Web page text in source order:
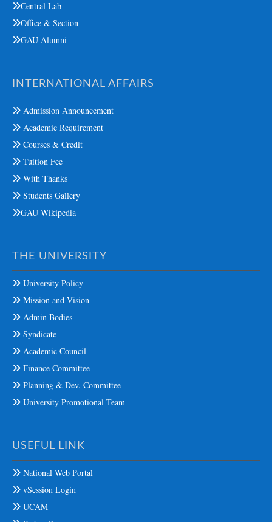
Central Lab
Office & Section
GAU Alumni
INTERNATIONAL AFFAIRS
Admission Announcement
Academic Requirement
Courses & Credit
Tuition Fee
With Thanks
Students Gallery
GAU Wikipedia
THE UNIVERSITY
University Policy
Mission and Vision
Admin Bodies
Syndicate
Academic Council
Finance Committee
Planning & Dev. Committee
University Promotional Team
USEFUL LINK
National Web Portal
vSession Login
UCAM